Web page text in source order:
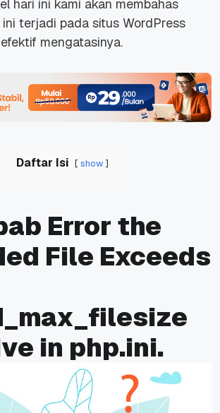
hari ini kami akan membahas
terjadi pada situs WordPress
mengatasinya.
Daftar Isi show
Error the
File Exceeds
in php.ini.